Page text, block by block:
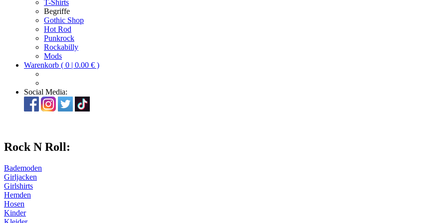
T-Shirts
Begriffe
Gothic Shop
Hot Rod
Punkrock
Rockabilly
Mods
Warenkorb ( 0 | 0.00 € )
Social Media:
Rock N Roll:
Bademoden
Girljacken
Girlshirts
Hemden
Hosen
Kinder